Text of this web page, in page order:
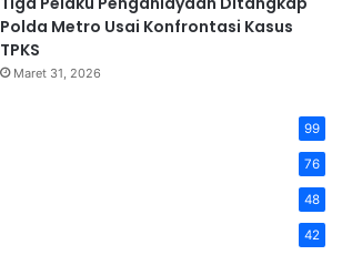
Polda Metro Usai Konfrontasi Kasus
TPKS
Maret 31, 2026
99
76
48
42